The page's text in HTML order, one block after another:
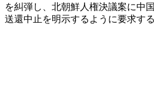
を糾弾し、北朝鮮人権決議案に中
送還中止を明示するように要求す